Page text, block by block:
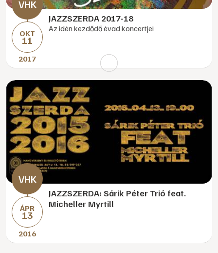
OKT
11
2017
JAZZSZERDA 2017-18
Az idén kezdődő évad koncertjei
ÁPR
13
2016
JAZZSZERDA: Sárik Péter Trió feat.
Micheller Myrtill